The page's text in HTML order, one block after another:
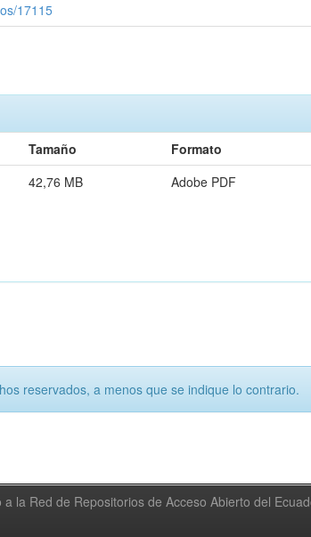
17115
Tamaño
Formato
42,76 MB Adobe PDF
reservados, a menos que se indique lo contrario.
la Red de Repositorios de Acceso Abierto del